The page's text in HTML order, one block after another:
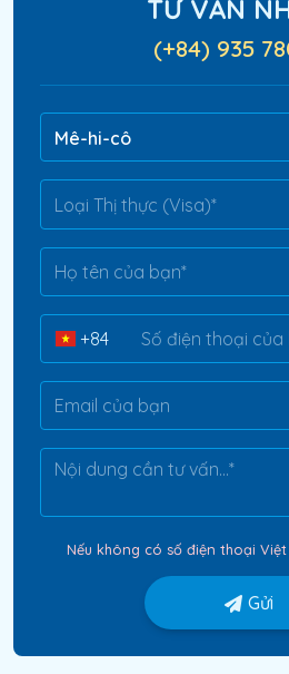
TƯ VẤN
(+84) 935
Nếu không có số điện thoại Việt
Gửi